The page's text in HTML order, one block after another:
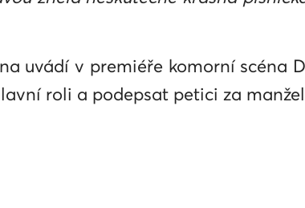
uvádí v premiéře komorní scéna
roli a podepsat petici za